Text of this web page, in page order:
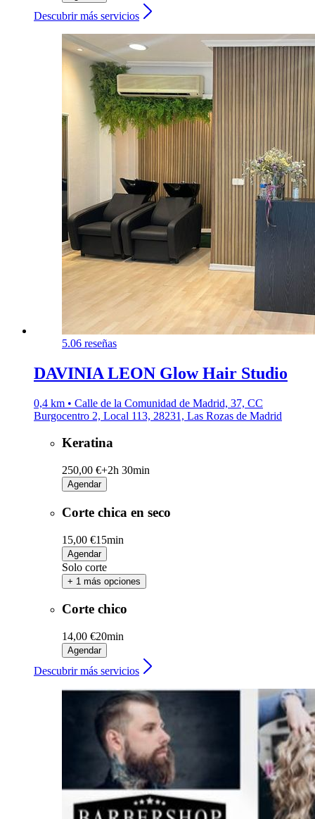
Descubrir más servicios
5.06 reseñas
DAVINIA LEON Glow Hair Studio
0,4 km • Calle de la Comunidad de Madrid, 37, CC
Burgocentro 2, Local 113, 28231, Las Rozas de Madrid
Keratina
250,00 €+2h 30min
Agendar
Corte chica en seco
15,00 €15min
Agendar
Solo corte
+ 1 más opciones
Corte chico
14,00 €20min
Agendar
Descubrir más servicios